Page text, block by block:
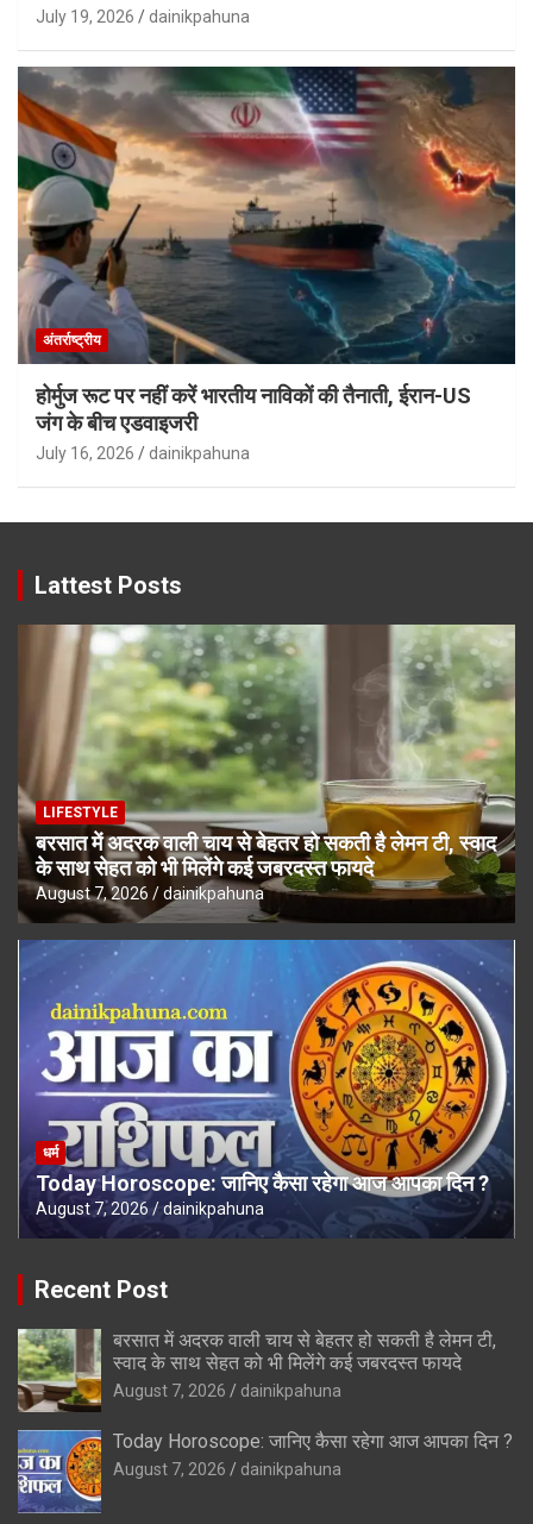
July 19, 2026 dainikpahuna
अंतर्राष्ट्रीय
होर्मुज रूट पर नहीं करें भारतीय नाविकों की तैनाती, ईरान-US
जंग के बीच एडवाइजरी
July 16, 2026 dainikpahuna
Lattest Posts
LIFESTYLE
बरसात में अदरक वाली चाय से बेहतर हो सकती है लेमन टी, स्वाद
के साथ सेहत को भी मिलेंगे कई जबरदस्त फायदे
August 7, 2026 dainikpahuna
धर्म
Today Horoscope: जानिए कैसा रहेगा आज आपका दिन ?
August 7, 2026 dainikpahuna
Recent Post
बरसात में अदरक वाली चाय से बेहतर हो सकती है लेमन टी,
स्वाद के साथ सेहत को भी मिलेंगे कई जबरदस्त फायदे
August 7, 2026 dainikpahuna
Today Horoscope: जानिए कैसा रहेगा आज आपका दिन ?
August 7, 2026 dainikpahuna